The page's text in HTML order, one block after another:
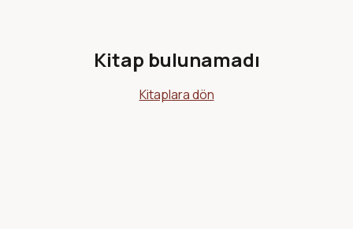
Kitap bulunamadı
Kitaplara dön